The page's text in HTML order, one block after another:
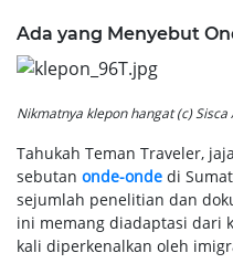
Ada yang Menyebut
Nikmatnya klepon hangat (c)
Tahukah Teman Traveler,
sebutan onde-onde di
sejumlah penelitian dan
ini memang diadaptasi dari
kali diperkenalkan oleh